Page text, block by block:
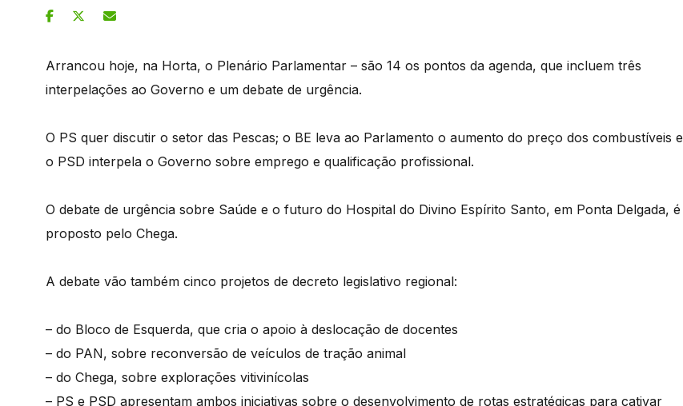
Arrancou hoje, na Horta, o Plenário Parlamentar – são 14 os pontos da agenda, que incluem três
interpelações ao Governo e um debate de urgência.
O PS quer discutir o setor das Pescas; o BE leva ao Parlamento o aumento do preço dos combustíveis e
o PSD interpela o Governo sobre emprego e qualificação profissional.
O debate de urgência sobre Saúde e o futuro do Hospital do Divino Espírito Santo, em Ponta Delgada, é
proposto pelo Chega.
A debate vão também cinco projetos de decreto legislativo regional:
– do Bloco de Esquerda, que cria o apoio à deslocação de docentes
– do PAN, sobre reconversão de veículos de tração animal
– do Chega, sobre explorações vitivinícolas
– PS e PSD apresentam ambos iniciativas sobre o desenvolvimento de rotas estratégicas para cativar